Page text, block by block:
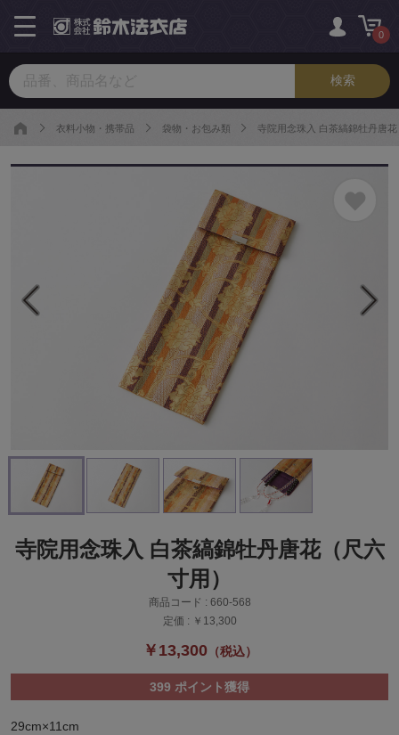
0
toggle
navigation
衣料小物・携帯品 袋物・お包み類 寺院用念珠入 白茶縞錦牡丹唐
寺院用念珠入 白茶縞錦牡丹唐花（尺六
寸用）
商品コード : 660-568
定価 : ￥13,300
￥13,300（税込）
399 ポイント獲得
29cm×11cm